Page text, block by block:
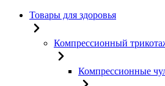
Товары для здоровья
Компрессионный
Компрессионные